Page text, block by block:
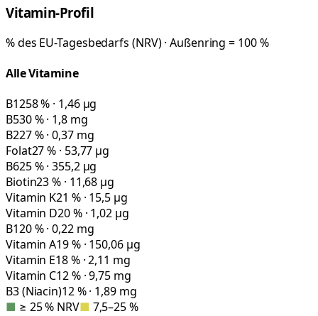
Vitamin-Profil
% des EU-Tagesbedarfs (NRV) · Außenring = 100 %
Alle Vitamine
B1258 % · 1,46 µg
B530 % · 1,8 mg
B227 % · 0,37 mg
Folat27 % · 53,77 µg
B625 % · 355,2 µg
Biotin23 % · 11,68 µg
Vitamin K21 % · 15,5 µg
Vitamin D20 % · 1,02 µg
B120 % · 0,22 mg
Vitamin A19 % · 150,06 µg
Vitamin E18 % · 2,11 mg
Vitamin C12 % · 9,75 mg
B3 (Niacin)12 % · 1,89 mg
■ ≥ 25 % NRV■ 7,5–25 %